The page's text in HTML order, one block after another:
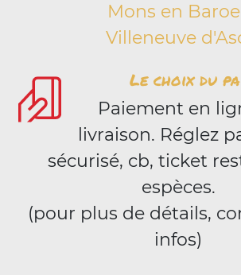
Mons en
Villeneuve
Le choix du
Paiement en
livraison. Réglez
sécurisé, cb, ticket
espèces.
(pour plus de détails,
infos)